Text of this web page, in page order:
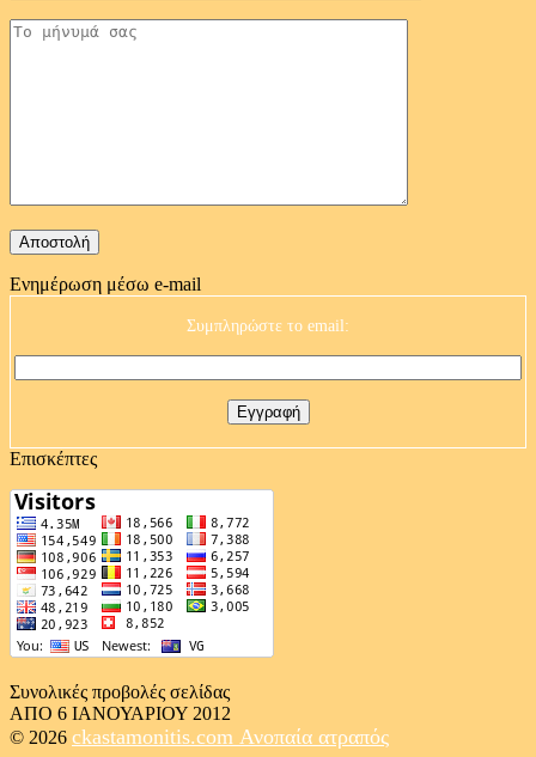
Ενημέρωση μέσω e-mail
Συμπληρώστε το email:
Επισκέπτες
Συνολικές προβολές σελίδας
ΑΠΟ 6 ΙΑΝΟΥΑΡΙΟΥ 2012
© 2026 ckastamonitis.com Ανοπαία ατραπός